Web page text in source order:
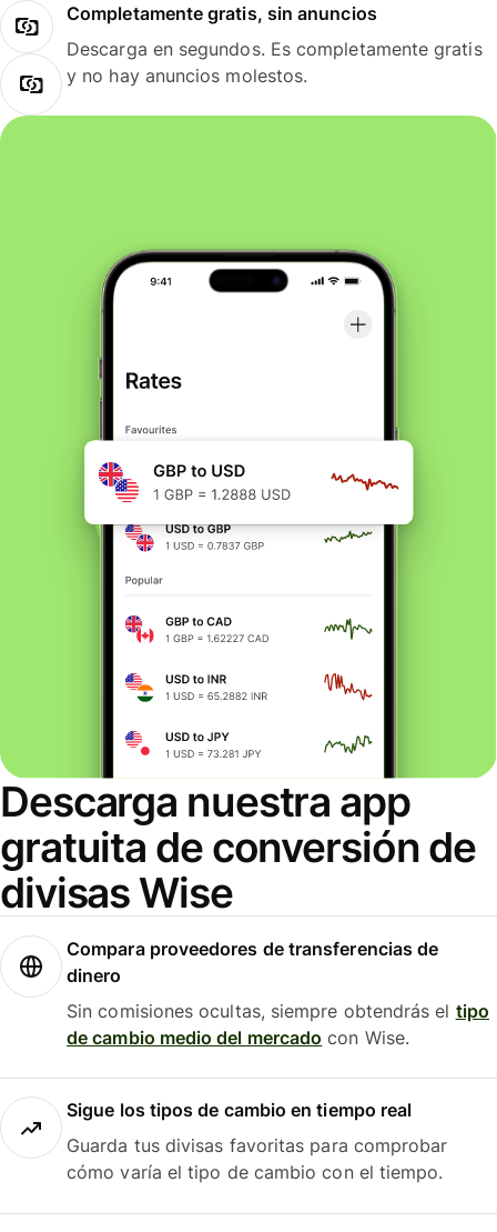
Completamente gratis, sin anuncios
Descarga en segundos. Es completamente gratis
y no hay anuncios molestos.
Descarga nuestra app
gratuita de conversión de
divisas Wise
Compara proveedores de transferencias de
dinero
Sin comisiones ocultas, siempre obtendrás el tipo
de cambio medio del mercado con Wise.
Sigue los tipos de cambio en tiempo real
Guarda tus divisas favoritas para comprobar
cómo varía el tipo de cambio con el tiempo.